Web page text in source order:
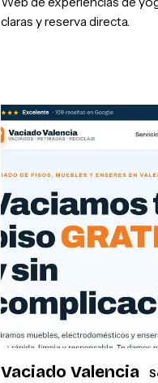
claras y reserva directa.
Vaciado Valencia